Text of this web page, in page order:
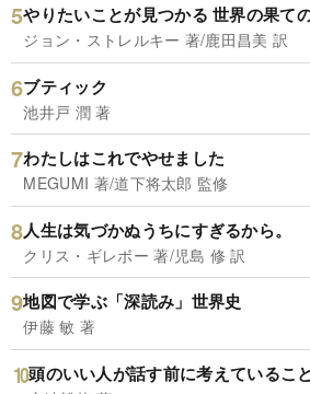
やりたいことが見つかる 世界の果て
ジョン・ストレルキー 著/鹿田昌美 訳
ブティック
池井戸 潤 著
わたしはこれでやせました
MEGUMI 著/道下将太郎 監修
人生は気づかぬうちにすぎるから。
クリス・ギレボー 著/児島 修 訳
地図で学ぶ「深読み」世界史
伊藤 敏 著
頭のいい人が話す前に考えていること